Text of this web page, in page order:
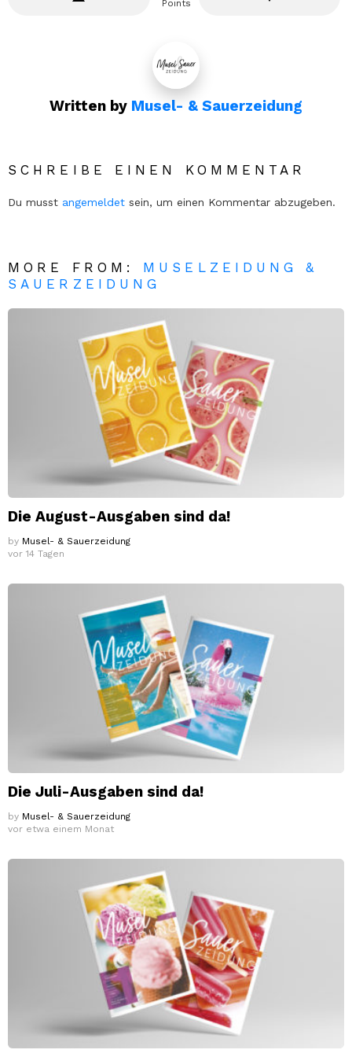
Points
Written by Musel- & Sauerzeidung
SCHREIBE EINEN KOMMENTAR
Du musst angemeldet sein, um einen Kommentar abzugeben.
MORE FROM: MUSELZEIDUNG &
SAUERZEIDUNG
Die August-Ausgaben sind da!
by Musel- & Sauerzeidung
vor 14 Tagen
Die Juli-Ausgaben sind da!
by Musel- & Sauerzeidung
vor etwa einem Monat